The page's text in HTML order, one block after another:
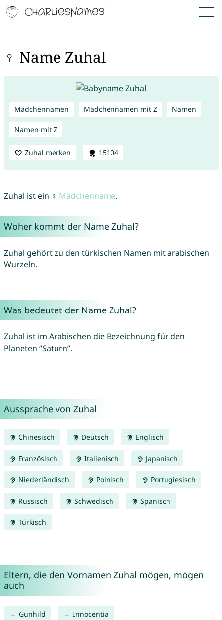
♀ Name Zuhal
Mädchennamen Mädchennamen mit Z Namen
Namen mit Z
Zuhal merken 15104
Zuhal ist ein ♀ Mädchenname.
Woher kommt der Name Zuhal?
Zuhal gehört zu den türkischen Namen mit arabischen
Wurzeln.
Was bedeutet der Name Zuhal?
Zuhal ist im Arabischen die Bezeichnung für den
Planeten “Saturn”.
Aussprache von Zuhal
Chinesisch Deutsch Englisch
Französisch Italienisch Japanisch
Niederländisch Polnisch Portugiesisch
Russisch Schwedisch Spanisch
Türkisch
Eltern, die den Vornamen Zuhal mögen, mögen
auch
Gunhild Innocentia